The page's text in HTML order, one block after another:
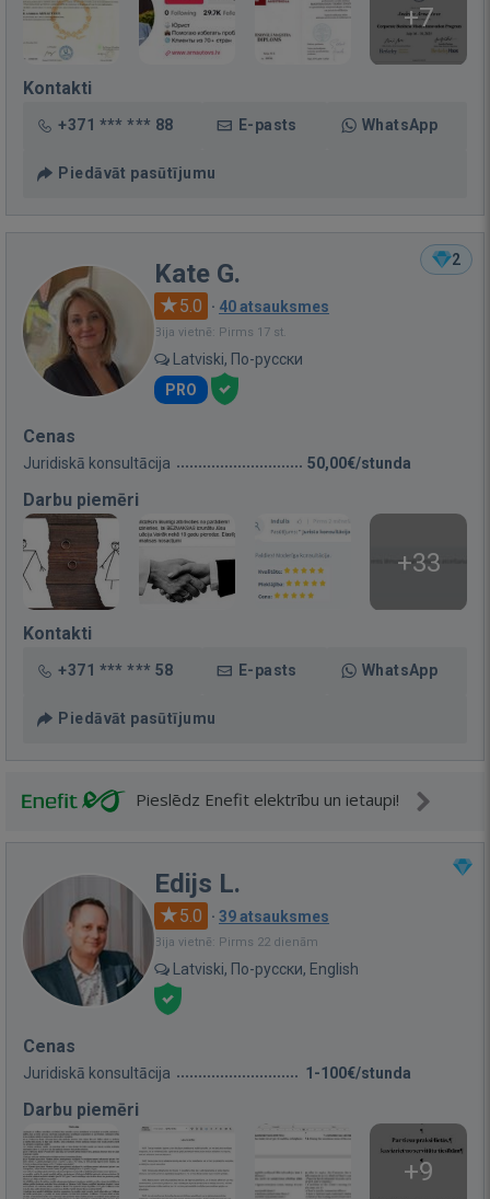
+7
Kontakti
+371 *** *** 88 E-pasts WhatsApp
Piedāvāt pasūtījumu
2
Kate G.
5.0 · 40 atsauksmes
Bija vietnē: Pirms 17 st.
Latviski, По-русски
PRO
Cenas
Juridiskā konsultācija 50,00€/stunda
Darbu piemēri
+33
Kontakti
+371 *** *** 58 E-pasts WhatsApp
Piedāvāt pasūtījumu
Pieslēdz Enefit elektrību un ietaupi!
Edijs L.
5.0 · 39 atsauksmes
Bija vietnē: Pirms 22 dienām
Latviski, По-русски, English
Cenas
Juridiskā konsultācija 1-100€/stunda
Darbu piemēri
+9